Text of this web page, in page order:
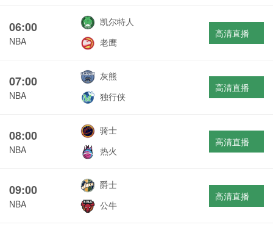
06:00
NBA
凯尔特人
老鹰
高清直播
07:00
NBA
灰熊
独行侠
高清直播
08:00
NBA
骑士
热火
高清直播
09:00
NBA
爵士
公牛
高清直播